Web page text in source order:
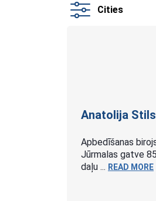
Cities
Anatolija Stils
Apbedīšanas
Jūrmalas gatve
daļu ... READ MORE